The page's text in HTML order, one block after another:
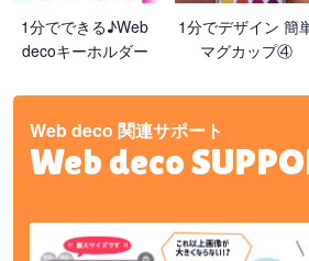
1分でできる♪Web
decoキーホルダー
1分でデザイン 簡
マグカップ④
Web deco 関連サポート
Web deco